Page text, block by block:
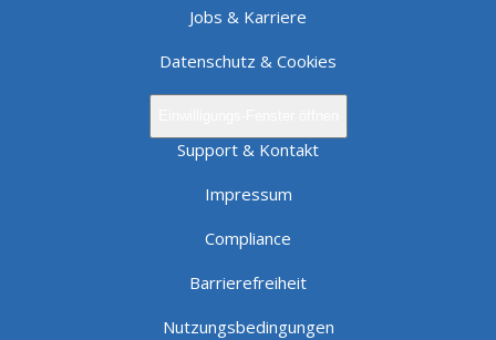
Jobs & Karriere
Datenschutz & Cookies
Support & Kontakt
Impressum
Compliance
Barrierefreiheit
Nutzungsbedingungen